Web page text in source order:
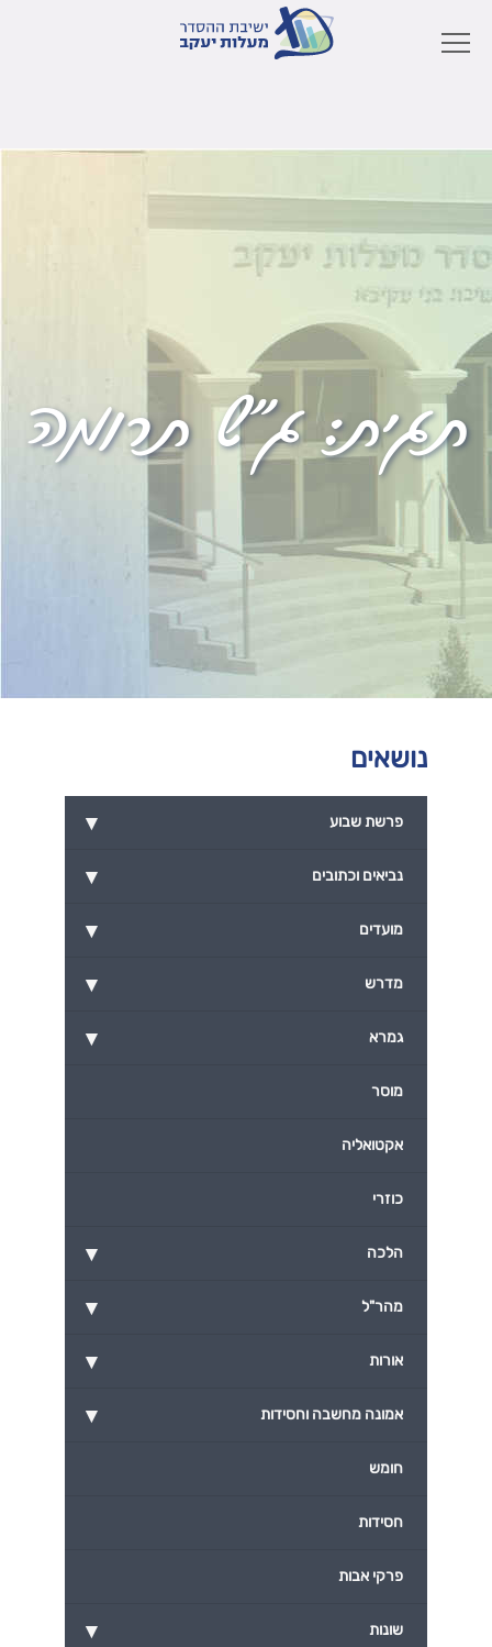
תגית:ג"ש תרומה
נושאים
▾ פרשת שבוע
▾ נביאים וכתובים
▾ מועדים
▾ מדרש
▾ גמרא
מוסר
אקטואליה
כוזרי
▾ הלכה
▾ מהר"ל
▾ אורות
▾ אמונה מחשבה וחסידות
חומש
חסידות
פרקי אבות
▾ שונות